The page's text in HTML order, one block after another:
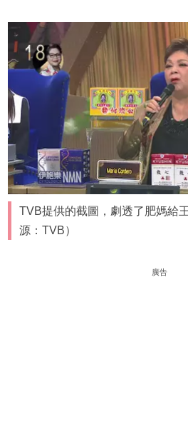
TVB提供的截圖，劇透了肥媽給
源：TVB）
廣告